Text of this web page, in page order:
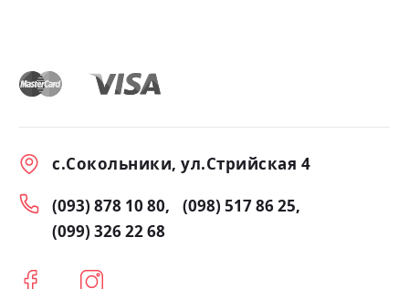
с.Сокольники, ул.Стрийская 4
(093) 878 10 80
(098) 517 86 25
(099) 326 22 68